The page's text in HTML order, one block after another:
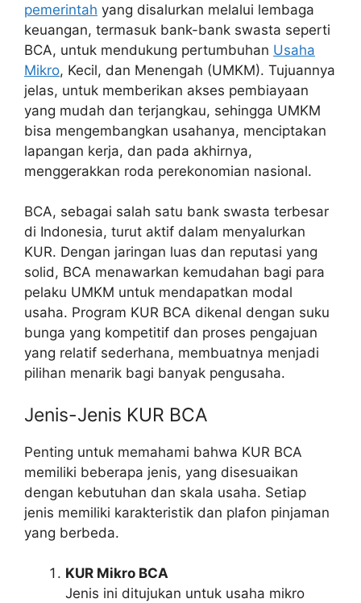
pemerintah yang disalurkan melalui lembaga
keuangan, termasuk bank-bank swasta seperti
BCA, untuk mendukung pertumbuhan Usaha
Mikro, Kecil, dan Menengah (UMKM). Tujuannya
jelas, untuk memberikan akses pembiayaan
yang mudah dan terjangkau, sehingga UMKM
bisa mengembangkan usahanya, menciptakan
lapangan kerja, dan pada akhirnya,
menggerakkan roda perekonomian nasional.
BCA, sebagai salah satu bank swasta terbesar
di Indonesia, turut aktif dalam menyalurkan
KUR. Dengan jaringan luas dan reputasi yang
solid, BCA menawarkan kemudahan bagi para
pelaku UMKM untuk mendapatkan modal
usaha. Program KUR BCA dikenal dengan suku
bunga yang kompetitif dan proses pengajuan
yang relatif sederhana, membuatnya menjadi
pilihan menarik bagi banyak pengusaha.
Jenis-Jenis KUR BCA
Penting untuk memahami bahwa KUR BCA
memiliki beberapa jenis, yang disesuaikan
dengan kebutuhan dan skala usaha. Setiap
jenis memiliki karakteristik dan plafon pinjaman
yang berbeda.
KUR Mikro BCA
Jenis ini ditujukan untuk usaha mikro